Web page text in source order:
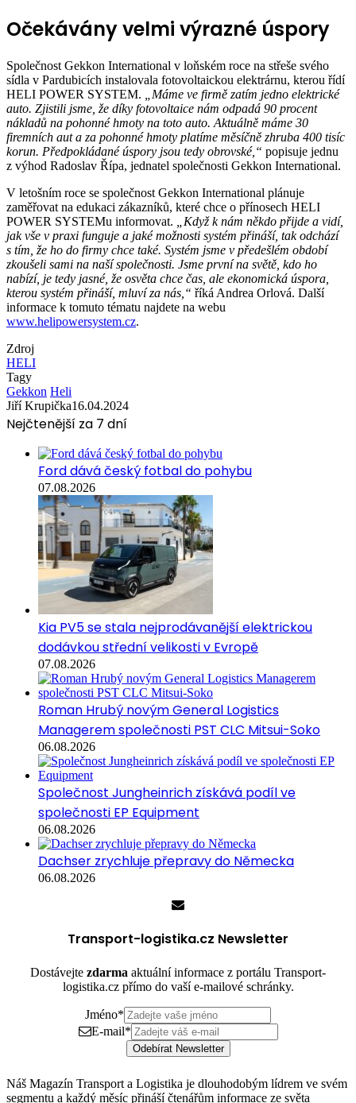
Očekávány velmi výrazné úspory
Společnost Gekkon International v loňském roce na střeše svého
sídla v Pardubicích instalovala fotovoltaickou elektrárnu, kterou řídí
HELI POWER SYSTEM.
„Máme ve firmě zatím jedno elektrické
auto. Zjistili jsme, že díky fotovoltaice nám odpadá 90 procent
nákladů na pohonné hmoty na toto auto. Aktuálně máme 30
firemních aut a za pohonné hmoty platíme měsíčně zhruba 400 tisíc
korun. Předpokládané úspory jsou tedy obrovské,“ popisuje jednu
z výhod Radoslav Řípa, jednatel společnosti Gekkon International.
V letošním roce se společnost Gekkon International plánuje
zaměřovat na edukaci zákazníků, které chce o přínosech HELI
POWER SYSTEMu informovat.
„Když k nám někdo přijde a vidí,
jak vše v praxi funguje a jaké možnosti systém přináší, tak odchází
s tím, že ho do firmy chce také. Systém jsme v předešlém období
zkoušeli sami na naší společnosti. Jsme první na světě, kdo ho
nabízí, je tedy jasné, že osvěta chce čas, ale ekonomická úspora,
kterou systém přináší, mluví za nás,“ říká Andrea Orlová. Další
informace k tomuto tématu najdete na webu
www.helipowersystem.cz.
Zdroj
HELI
Tagy
Gekkon Heli
Jiří Krupička16.04.2024
Nejčtenější za 7 dní
Ford dává český fotbal do pohybu
07.08.2026
Kia PV5 se stala nejprodávanější elektrickou
dodávkou střední velikosti v Evropě
07.08.2026
Roman Hrubý novým General Logistics
Managerem společnosti PST CLC Mitsui-Soko
06.08.2026
Společnost Jungheinrich získává podíl ve
společnosti EP Equipment
06.08.2026
Dachser zrychluje přepravy do Německa
06.08.2026
Transport-logistika.cz Newsletter
Dostávejte zdarma aktuální informace z portálu Transport-
logistika.cz přímo do vaší e-mailové schránky.
Jméno*
E-mail*
Odebírat Newsletter
Náš Magazín Transport a Logistika je dlouhodobým lídrem ve svém
segmentu a každý měsíc přináší čtenářům informace ze světa